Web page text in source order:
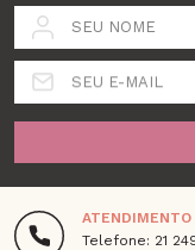
SEU NOME
SEU E-MAIL
ATENDIMENTO
Telefone: 21